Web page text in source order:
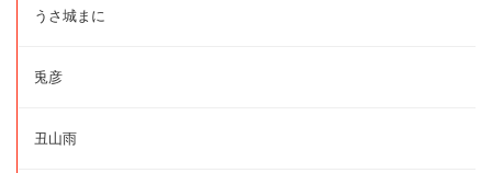
うさ城まに
兎彦
丑山雨